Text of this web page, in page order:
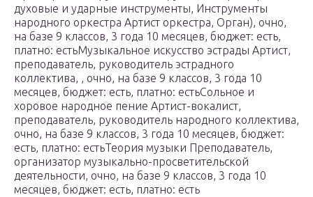
духовые и ударные инструменты, Инструменты
народного оркестра Артист оркестра, Орган), очно,
на базе 9 классов, 3 года 10 месяцев, бюджет: есть,
платно: естьМузыкальное искусство эстрады Артист,
преподаватель, руководитель эстрадного
коллектива, , очно, на базе 9 классов, 3 года 10
месяцев, бюджет: есть, платно: естьСольное и
хоровое народное пение Артист-вокалист,
преподаватель, руководитель народного коллектива,
очно, на базе 9 классов, 3 года 10 месяцев, бюджет:
есть, платно: естьТеория музыки Преподаватель,
организатор музыкально-просветительской
деятельности, очно, на базе 9 классов, 3 года 10
месяцев, бюджет: есть, платно: есть